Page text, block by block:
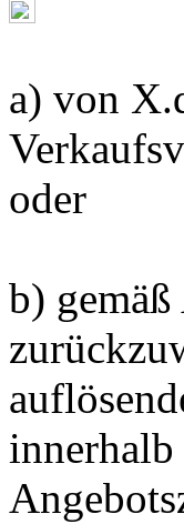
a) von
oder
b)
innerhalb